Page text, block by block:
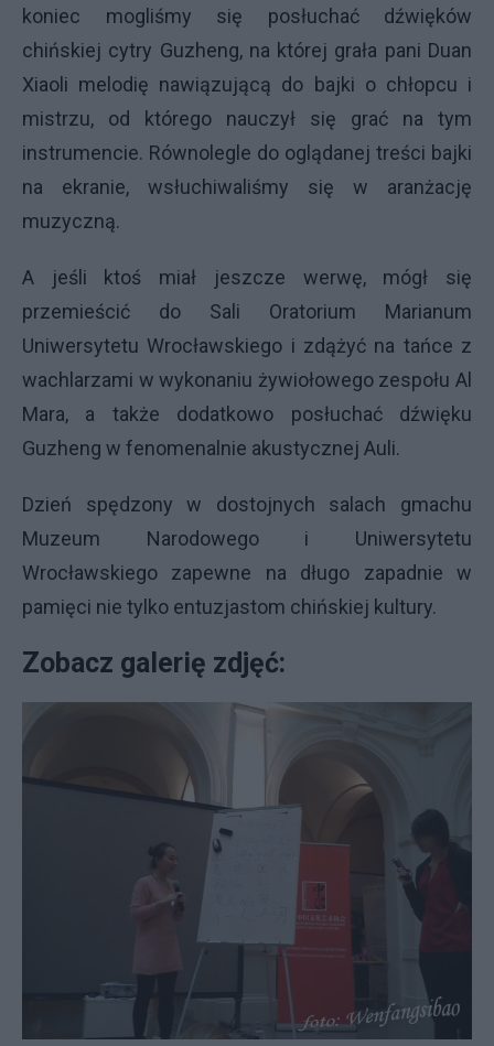
koniec mogliśmy się posłuchać dźwięków
chińskiej cytry Guzheng, na której grała pani Duan
Xiaoli melodię nawiązującą do bajki o chłopcu i
mistrzu, od którego nauczył się grać na tym
instrumencie. Równolegle do oglądanej treści bajki
na ekranie, wsłuchiwaliśmy się w aranżację
muzyczną.
A jeśli ktoś miał jeszcze werwę, mógł się
przemieścić do Sali Oratorium Marianum
Uniwersytetu Wrocławskiego i zdążyć na tańce z
wachlarzami w wykonaniu żywiołowego zespołu Al
Mara, a także dodatkowo posłuchać dźwięku
Guzheng w fenomenalnie akustycznej Auli.
Dzień spędzony w dostojnych salach gmachu
Muzeum Narodowego i Uniwersytetu
Wrocławskiego zapewne na długo zapadnie w
pamięci nie tylko entuzjastom chińskiej kultury.
Zobacz galerię zdjęć: